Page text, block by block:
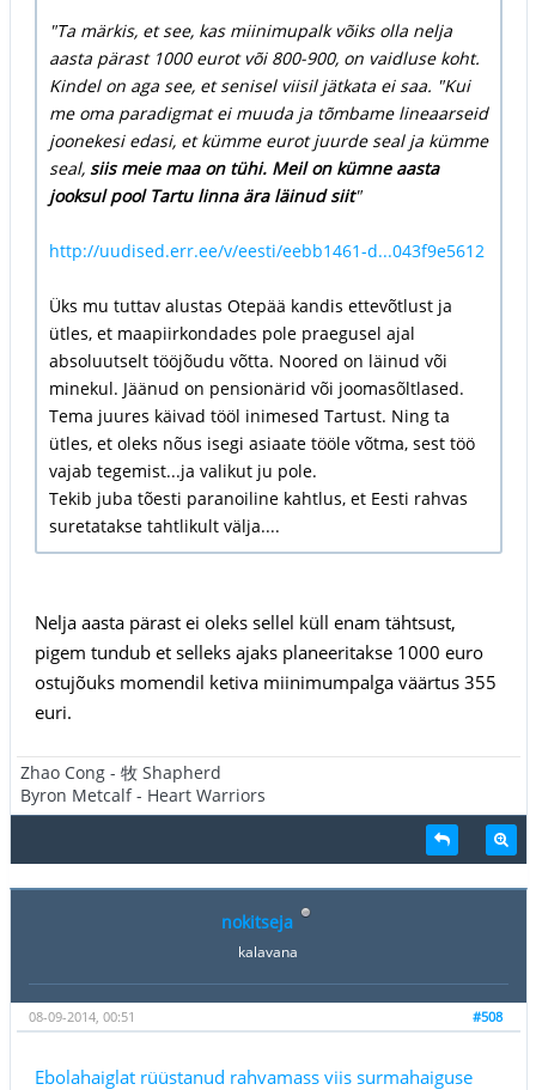
"Ta märkis, et see, kas miinimupalk võiks olla nelja
aasta pärast 1000 eurot või 800-900, on vaidluse koht.
Kindel on aga see, et senisel viisil jätkata ei saa. "Kui
me oma paradigmat ei muuda ja tõmbame lineaarseid
joonekesi edasi, et kümme eurot juurde seal ja kümme
seal, siis meie maa on tühi. Meil on kümne aasta
jooksul pool Tartu linna ära läinud siit"
http://uudised.err.ee/v/eesti/eebb1461-d...043f9e5612
Üks mu tuttav alustas Otepää kandis ettevõtlust ja
ütles, et maapiirkondades pole praegusel ajal
absoluutselt tööjõudu võtta. Noored on läinud või
minekul. Jäänud on pensionärid või joomasõltlased.
Tema juures käivad tööl inimesed Tartust. Ning ta
ütles, et oleks nõus isegi asiaate tööle võtma, sest töö
vajab tegemist...ja valikut ju pole.
Tekib juba tõesti paranoiline kahtlus, et Eesti rahvas
suretatakse tahtlikult välja....
Nelja aasta pärast ei oleks sellel küll enam tähtsust,
pigem tundub et selleks ajaks planeeritakse 1000 euro
ostujõuks momendil ketiva miinimumpalga väärtus 355
euri.
Zhao Cong - 牧 Shapherd
Byron Metcalf - Heart Warriors
nokitseja
kalavana
#508
08-09-2014, 00:51
Ebolahaiglat rüüstanud rahvamass viis surmahaiguse